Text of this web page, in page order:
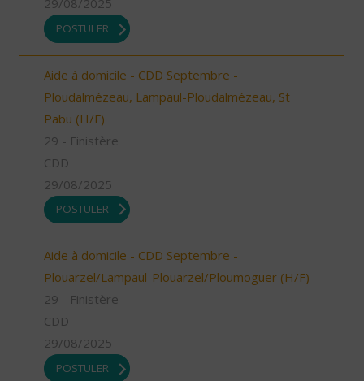
29/08/2025
POSTULER
Aide à domicile - CDD Septembre -
Ploudalmézeau, Lampaul-Ploudalmézeau, St
Pabu (H/F)
29 - Finistère
CDD
29/08/2025
POSTULER
Aide à domicile - CDD Septembre -
Plouarzel/Lampaul-Plouarzel/Ploumoguer (H/F)
29 - Finistère
CDD
29/08/2025
POSTULER